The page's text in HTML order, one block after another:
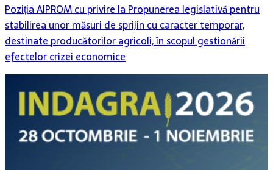
Poziția AIPROM cu privire la Propunerea legislativă pentru
stabilirea unor măsuri de sprijin cu caracter temporar,
destinate producătorilor agricoli, în scopul gestionării
efectelor crizei economice